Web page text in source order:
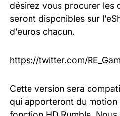
désirez vous procurer les
seront disponibles sur
d’euros chacun.
https://twitter.com/
Cette version sera
qui apporteront du motion